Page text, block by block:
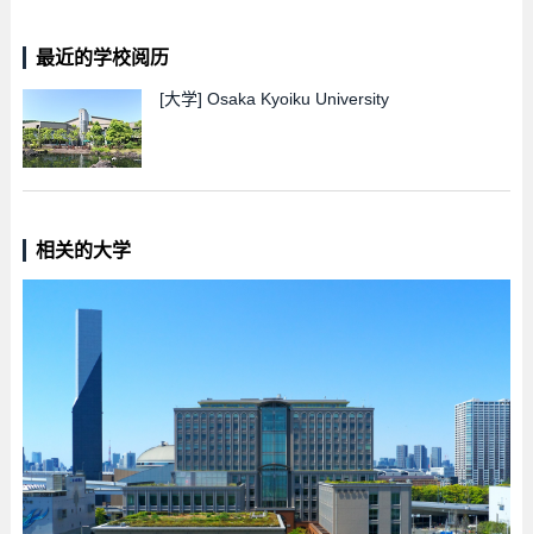
最近的学校阅历
[大学] Osaka Kyoiku University
相关的大学